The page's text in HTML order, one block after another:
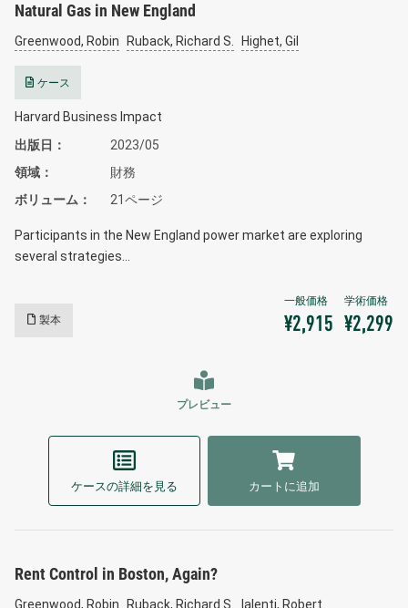
Natural Gas in New England
Greenwood, Robin Ruback, Richard S. Highet, Gil
ケース
Harvard Business Impact
出版日
2023/05
領域
財務
ボリューム
21ページ
Participants in the New England power market are exploring
several strategies…
製本 ¥2,915 ¥2,299
プレビュー
ケースの詳細を見る カートに追加
Rent Control in Boston, Again?
Greenwood, Robin Ruback, Richard S.
Ialenti, Robert